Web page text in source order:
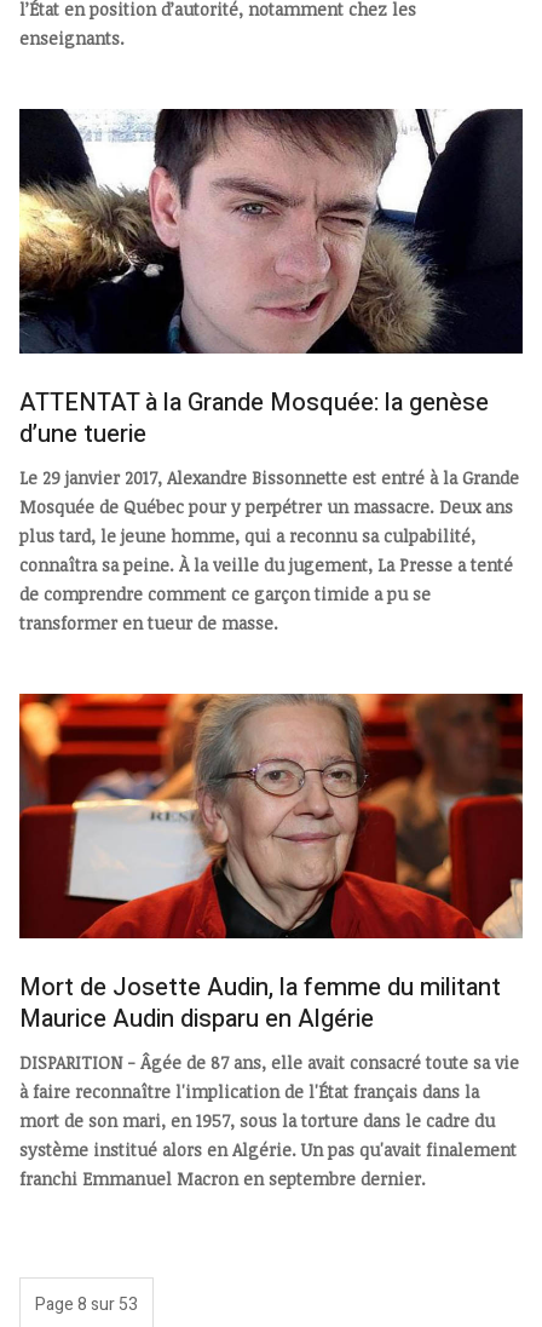
l’État en position d’autorité, notamment chez les
enseignants.
ATTENTAT à la Grande Mosquée: la genèse
d’une tuerie
Le 29 janvier 2017, Alexandre Bissonnette est entré à la Grande
Mosquée de Québec pour y perpétrer un massacre. Deux ans
plus tard, le jeune homme, qui a reconnu sa culpabilité,
connaîtra sa peine. À la veille du jugement, La Presse a tenté
de comprendre comment ce garçon timide a pu se
transformer en tueur de masse.
Mort de Josette Audin, la femme du militant
Maurice Audin disparu en Algérie
DISPARITION - Âgée de 87 ans, elle avait consacré toute sa vie
à faire reconnaître l'implication de l'État français dans la
mort de son mari, en 1957, sous la torture dans le cadre du
système institué alors en Algérie. Un pas qu'avait finalement
franchi Emmanuel Macron en septembre dernier.
Page 8 sur 53